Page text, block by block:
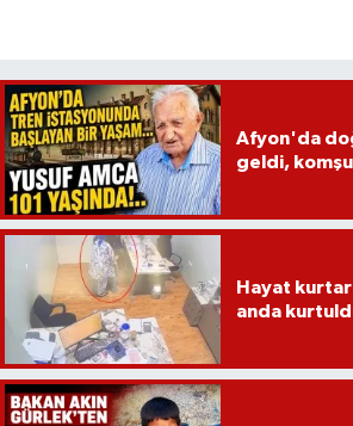
Afyon'da
geldi,
Hayat
anda